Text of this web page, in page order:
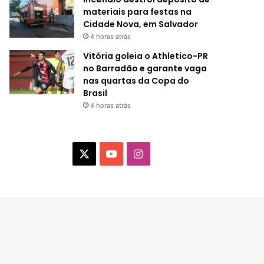
materiais para festas na
Cidade Nova, em Salvador
4 horas atrás
Vitória goleia o Athletico-PR
no Barradão e garante vaga
nas quartas da Copa do
Brasil
4 horas atrás
Y
I